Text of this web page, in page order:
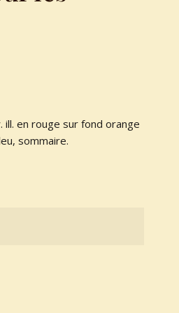
ill. en rouge sur fond orange
sommaire.